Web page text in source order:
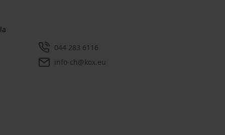
044 283 6116
info-ch@kox.eu